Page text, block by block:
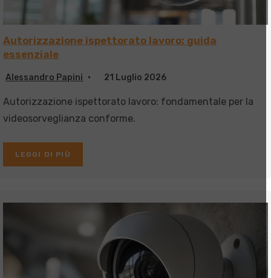
Autorizzazione ispettorato lavoro: guida
essenziale
Alessandro Papini 21 Luglio 2026
Autorizzazione ispettorato lavoro: fondamentale per la
videosorveglianza conforme.
LEGGI DI PIÙ